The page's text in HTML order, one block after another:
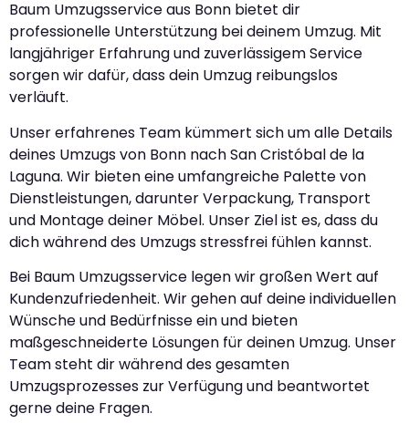
Baum Umzugsservice aus Bonn bietet dir
professionelle Unterstützung bei deinem Umzug. Mit
langjähriger Erfahrung und zuverlässigem Service
sorgen wir dafür, dass dein Umzug reibungslos
verläuft.
Unser erfahrenes Team kümmert sich um alle Details
deines Umzugs von Bonn nach San Cristóbal de la
Laguna. Wir bieten eine umfangreiche Palette von
Dienstleistungen, darunter Verpackung, Transport
und Montage deiner Möbel. Unser Ziel ist es, dass du
dich während des Umzugs stressfrei fühlen kannst.
Bei Baum Umzugsservice legen wir großen Wert auf
Kundenzufriedenheit. Wir gehen auf deine individuellen
Wünsche und Bedürfnisse ein und bieten
maßgeschneiderte Lösungen für deinen Umzug. Unser
Team steht dir während des gesamten
Umzugsprozesses zur Verfügung und beantwortet
gerne deine Fragen.